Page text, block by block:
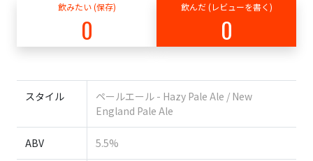
飲みたい (保存)
0
飲んだ (レビューを書く)
0
スタイル
ペールエール - Hazy Pale Ale / New
England Pale Ale
ABV 5.5%